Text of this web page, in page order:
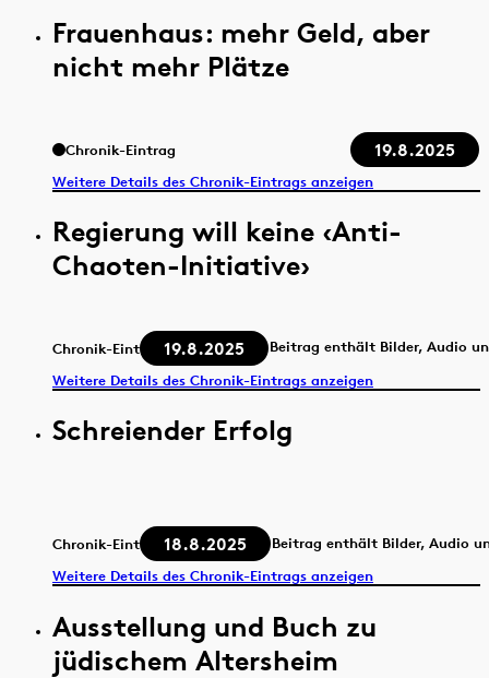
Frauenhaus: mehr Geld, aber
nicht mehr Plätze
Chronik-Eintrag 19.8.2025
Weitere Details des Chronik-Eintrags anzeigen
Regierung will keine ‹Anti-
Chaoten-Initiative›
Chronik-Eintrag 19.8.2025
Beitrag enthält Bilder, Audio
Weitere Details des Chronik-Eintrags anzeigen
Schreiender Erfolg
Chronik-Eintrag 18.8.2025
Beitrag enthält Bilder, Audio
Weitere Details des Chronik-Eintrags anzeigen
Ausstellung und Buch zu
jüdischem Altersheim